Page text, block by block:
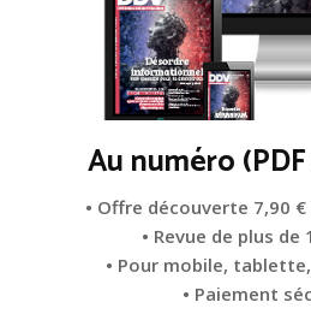
Au numéro
• Offre découverte 7,90
• Revue de plus de
• Pour mobile,
• Paiement